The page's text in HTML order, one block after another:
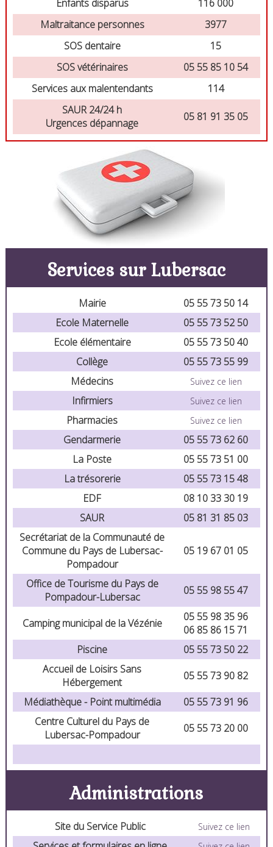
Enfants disparus
116 000
Maltraitance personnes
3977
SOS dentaire
15
SOS vétérinaires
05 55 85 10 54
Services aux malentendants
114
SAUR 24/24 h
Urgences dépannage
05 81 91 35 05
Services sur Lubersac
Mairie
05 55 73 50 14
Ecole Maternelle
05 55 73 52 50
Ecole élémentaire
05 55 73 50 40
Collège
05 55 73 55 99
Médecins
Suivez ce lien
Infirmiers Suivez ce lien
Pharmacies Suivez ce lien
Gendarmerie
05 55 73 62 60
La Poste
05 55 73 51 00
La trésorerie
05 55 73 15 48
EDF
08 10 33 30 19
SAUR
05 81 31 85 03
Secrétariat de la Communauté de
Commune du Pays de Lubersac-
Pompadour
05 19 67 01 05
Office de Tourisme du Pays de
Pompadour-Lubersac
05 55 98 55 47
Camping municipal de la Vézénie
05 55 98 35 96
06 85 86 15 71
Piscine
05 55 73 50 22
Accueil de Loisirs Sans
Hébergement
05 55 73 90 82
Médiathèque - Point multimédia
05 55 73 91 96
Centre Culturel du Pays de
Lubersac-Pompadour
05 55 73 20 00
Administrations
Site du Service Public Suivez ce lien